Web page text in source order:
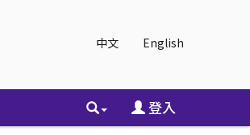
中文 English
登入